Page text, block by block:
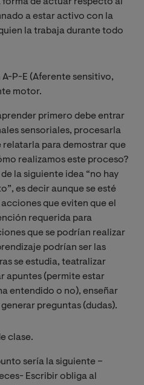
a estar activo con la
la trabaja durante todo
P-E (Aferente sensitivo,
motor.
primero debe entrar
sensoriales, procesarla
para demostrar que
realizamos este proceso?
la siguiente idea “no hay
es decir aunque se esté
que eviten que el
requerida para
que se podrían realizar
podrían ser las
se estudia, teatralizar
apuntes (permite estar
entendido o no), enseñar
preguntas (dudas).
clase.
sería la siguiente –
Escribir obliga al